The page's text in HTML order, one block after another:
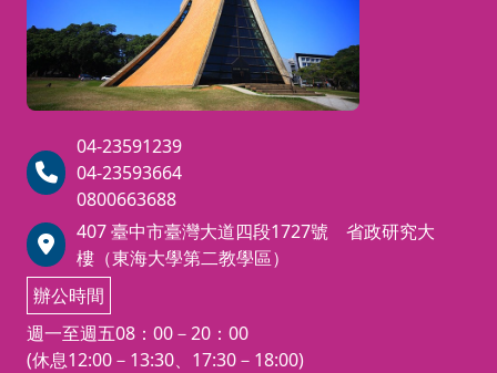
否符合參訓資格。
依 據：
（一）行政院公共工程委員會100
年1 月5 日工程企字第100000010
40 號令發布「採 購專業人員資格
考試訓練發證及管理辦法」辦理。
（二）行政院公共工程委員會115
年1月26日工程企字第115010003
6號『114年度「採購專業人員訓
決標公告案號115044f辦理。
04-23591239
04-23593664
0800663688
407 臺中市臺灣大道四段1727號 省政研究大
樓（東海大學第二教學區）
辦公時間
週一至週五08：00－20：00
(休息12:00－13:30、17:30－18:00)